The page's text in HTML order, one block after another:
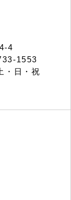
4
1553
・日・祝